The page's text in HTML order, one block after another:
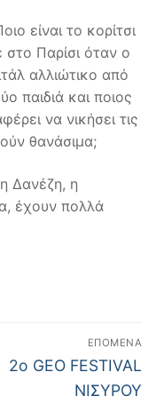
είναι το κορίτσι
στο Παρίσι όταν ο
αλλιώτικο από
παιδιά και ποιος
να νικήσει τις
θανάσιµα;
Δανέζη, η
έχουν πολλά
ΕΠΌΜΕΝΑ
Επόμενο
2ο GEO FESTIVAL
ΝΙΣΥΡΟΥ